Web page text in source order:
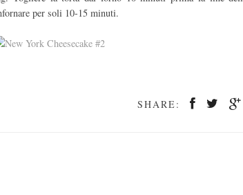
per soli 10-15 minuti.
SHARE: